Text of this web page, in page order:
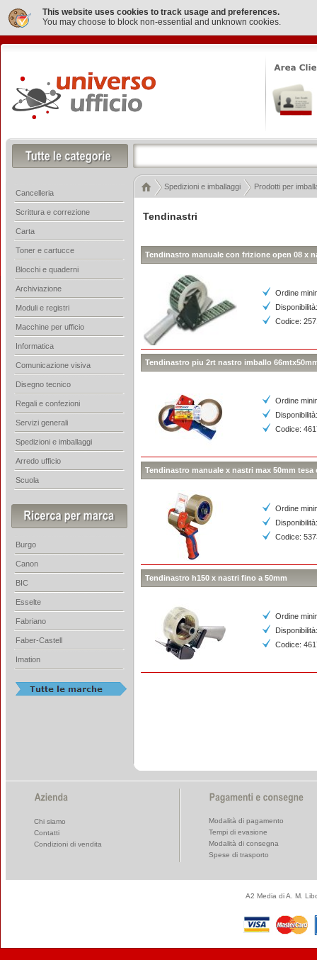
This website uses cookies to track usage and preferences.
You may choose to block non-essential and unknown cookies.
Tendinastri
Tendinastro manuale con frizione open 08 x
Ordine
Codice:
Tendinastro piu 2rt nastro imballo
Ordine
Codice:
Tendinastro manuale x nastri max 50mm tesa
Ordine
Codice:
Tendinastro h150 x nastri fino a 50mm
Ordine
Codice:
Spedizioni e imballaggi Prodotti per
Cancelleria
Scrittura e correzione
Carta
Toner e cartucce
Blocchi e quaderni
Archiviazione
Moduli e registri
Macchine per ufficio
Informatica
Comunicazione visiva
Disegno tecnico
Regali e confezioni
Servizi generali
Spedizioni e imballaggi
Arredo ufficio
Scuola
Burgo
Canon
BIC
Esselte
Fabriano
Faber-Castell
Imation
Chi siamo
Contatti
Condizioni di vendita
Modalità di pagamento
Tempi di evasione
Modalità di consegna
Spese di trasporto
A2 Media di A. M.